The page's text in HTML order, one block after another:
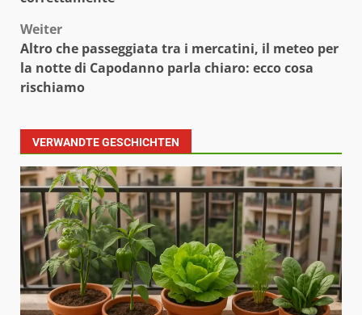
Weiter
Altro che passeggiata tra i mercatini, il meteo per
la notte di Capodanno parla chiaro: ecco cosa
rischiamo
VERWANDTE GESCHICHTEN